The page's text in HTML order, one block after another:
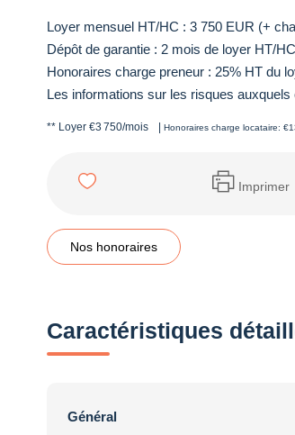
Loyer mensuel HT/HC : 3 750 EUR (+
Dépôt de garantie : 2 mois de loyer HT/
Honoraires charge preneur : 25% HT du
Les informations sur les risques
** Loyer €3 750/mois Honoraires charge locataire:
Imprimer
Nos honoraires
Caractéristiques
Général